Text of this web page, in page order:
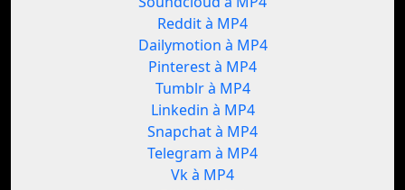
Reddit à MP4
Dailymotion à MP4
Pinterest à MP4
Tumblr à MP4
Linkedin à MP4
Snapchat à MP4
Telegram à MP4
Vk à MP4